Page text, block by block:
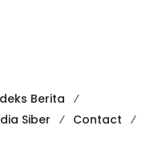
Berita
Siber
Contact